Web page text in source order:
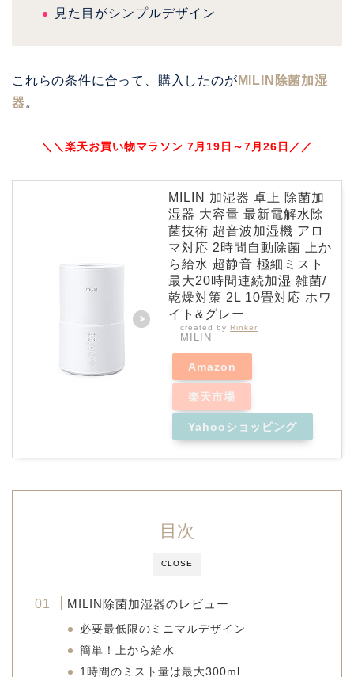
見た目がシンプルデザイン
これらの条件に合って、購入したのが MILIN除菌加湿
器。
＼＼楽天お買い物マラソン 7月19日～7月26日／／
MILIN 加湿器 卓上 除菌加
湿器 大容量 最新電解水除
菌技術 超音波加湿機 アロ
マ対応 2時間自動除菌 上か
ら給水 超静音 極細ミスト
最大20時間連続加湿 雑菌/
乾燥対策 2L 10畳対応 ホワ
イト&グレー
created by Rinker
MILIN
Amazon
楽天市場
Yahooショッピング
CLOSE
目次
MILIN除菌加湿器のレビュー
必要最低限のミニマルデザイン
簡単！上から給水
1時間のミスト量は最大300ml